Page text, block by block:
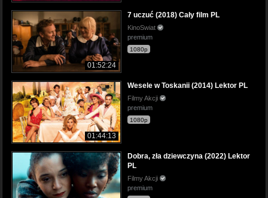
01:52:24
7 uczuć (2018) Cały film PL
KinoSwiat
premium
1080p
01:44:13
Wesele w Toskanii (2014) Lektor PL
Filmy Akcji
premium
1080p
Dobra, zła dziewczyna (2022) Lektor
PL
Filmy Akcji
premium